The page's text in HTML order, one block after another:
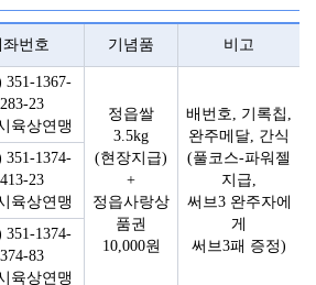
좌번호 기념품 비고
351-1367-
23
육상연맹
정읍쌀
3.5kg
(현장지급)
+
정읍사랑상
품권
10,000원
배번호, 기록칩,
완주메달, 간식
(풀코스-파워젤
지급,
써브3 완주자에
게
써브3패 증정)
351-1374-
23
육상연맹
351-1374-
83
육상연맹